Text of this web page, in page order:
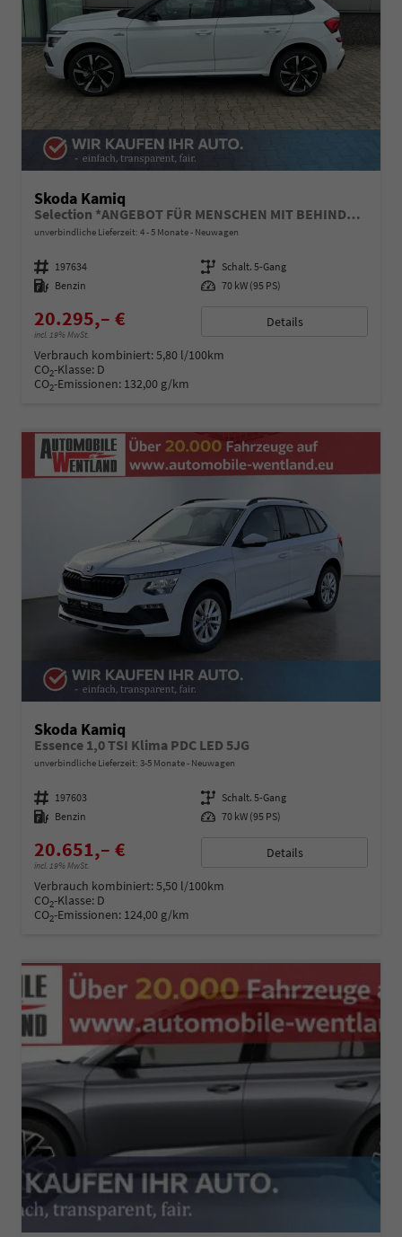
Skoda Kamiq
Selection *ANGEBOT FÜR MENSCHEN MIT BEHINDERUNG AB 50%! 1.0 TSI 95PS, Klimaanlage, Sitzheizung, Parksensoren hinten, LED-Scheinwerfer, Tempomat, Infotainment 8", Virtual Cockpit Nebelscheinwerfer, Dachreling
unverbindliche Lieferzeit: 4 - 5 Monate Neuwagen
Fahrzeugnummer 197634 Getriebe Schalt. 5-Gang
Kraftstoff Benzin Leistung 70 kW (95 PS)
20.295,– €
incl. 19% MwSt.
Details
Verbrauch kombiniert:5,80 l/100km
CO2-Klasse: D
CO2-Emissionen: 132,00 g/km
Skoda Kamiq
Essence 1,0 TSI Klima PDC LED 5JG
unverbindliche Lieferzeit: 3-5 Monate Neuwagen
Fahrzeugnummer 197603 Getriebe Schalt. 5-Gang
Kraftstoff Benzin Leistung 70 kW (95 PS)
20.651,– €
incl. 19% MwSt.
Details
Verbrauch kombiniert:5,50 l/100km
CO2-Klasse: D
CO2-Emissionen: 124,00 g/km